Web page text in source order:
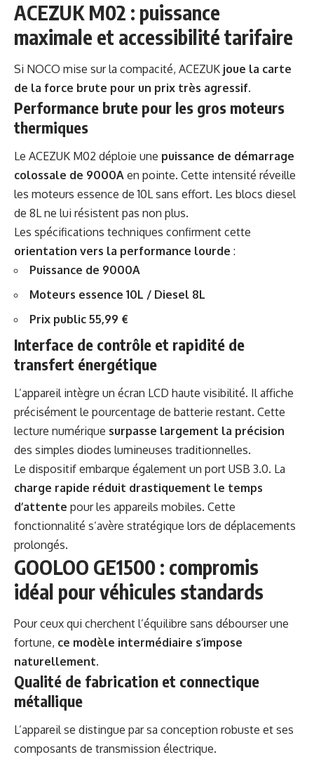
ACEZUK M02 : puissance
maximale et accessibilité tarifaire
Si NOCO mise sur la compacité, ACEZUK joue la carte
de la force brute pour un prix très agressif.
Performance brute pour les gros moteurs
thermiques
Le ACEZUK M02 déploie une puissance de démarrage
colossale de 9000A en pointe. Cette intensité réveille
les moteurs essence de 10L sans effort. Les blocs diesel
de 8L ne lui résistent pas non plus.
Les spécifications techniques confirment cette
orientation vers la performance lourde :
Puissance de 9000A
Moteurs essence 10L / Diesel 8L
Prix public 55,99 €
Interface de contrôle et rapidité de
transfert énergétique
L’appareil intègre un écran LCD haute visibilité. Il affiche
précisément le pourcentage de batterie restant. Cette
lecture numérique surpasse largement la précision
des simples diodes lumineuses traditionnelles.
Le dispositif embarque également un port USB 3.0. La
charge rapide réduit drastiquement le temps
d’attente pour les appareils mobiles. Cette
fonctionnalité s’avère stratégique lors de déplacements
prolongés.
GOOLOO GE1500 : compromis
idéal pour véhicules standards
Pour ceux qui cherchent l’équilibre sans débourser une
fortune, ce modèle intermédiaire s’impose
naturellement.
Qualité de fabrication et connectique
métallique
L’appareil se distingue par sa conception robuste et ses
composants de transmission électrique.